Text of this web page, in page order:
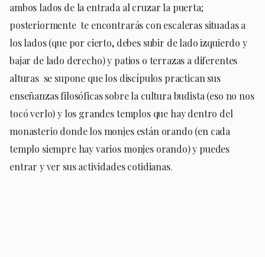
ambos lados de la entrada al cruzar la puerta;
posteriormente te encontrarás con escaleras situadas a
los lados (que por cierto, debes subir de lado izquierdo y
bajar de lado derecho) y patios o terrazas a diferentes
alturas se supone que los discípulos practican sus
enseñanzas filosóficas sobre la cultura budista (eso no nos
tocó verlo) y los grandes templos que hay dentro del
monasterio donde los monjes están orando (en cada
templo siempre hay varios monjes orando) y puedes
entrar y ver sus actividades cotidianas.